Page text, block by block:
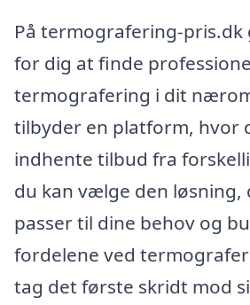
På termografering-pris.dk
for dig at finde
termografering i dit
tilbyder en platform, hvor
indhente tilbud fra
du kan vælge den løsning,
passer til dine behov og
fordelene ved
tag det første skridt mod